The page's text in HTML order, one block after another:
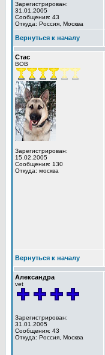
Зарегистрирован:
31.01.2005
Сообщения: 43
Откуда: Россия, Москва
Вернуться к началу
Стас
BOB
Зарегистрирован:
15.02.2005
Сообщения: 130
Откуда: москва
Вернуться к началу
Александра
vet
Зарегистрирован:
31.01.2005
Сообщения: 43
Откуда: Россия, Москва